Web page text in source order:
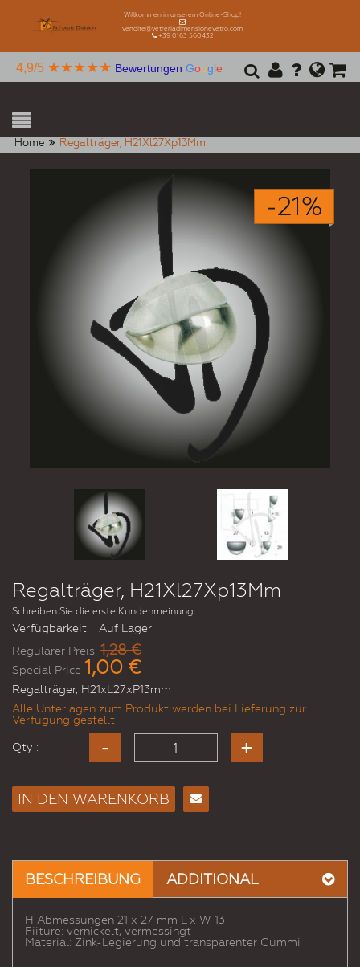
Willkommen in unserem Online-Shop!
vendite@vetreriadimensionevetro.com
+39 0163 560432
4,9/5 ★★★★★ Bewertungen Google
Home Regalträger, H21Xl27Xp13Mm
-21%
Regalträger, H21Xl27Xp13Mm
Schreiben Sie die erste Kundenmeinung
Verfügbarkeit:
Auf Lager
Regulärer Preis: 1,28 €
Special Price 1,00 €
Regalträger, H21xL27xP13mm
Alle Unterlagen zum Produkt werden bei Lieferung zur
Verfügung gestellt
Qty :
IN DEN WARENKORB
Freund
BESCHREIBUNG ADDITIONAL
H Abmessungen 21 x 27 mm L x W 13
Fiiture: vernickelt, vermessingt
Material: Zink-Legierung und transparenter Gummi